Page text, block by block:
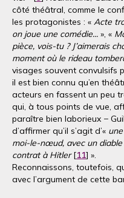
côté théâtral, comme le
les protagonistes : « Acte
on joue une comédie... », «
pièce, vois-tu ? J’aimerais
moment où le rideau
visages souvent convulsifs
il est bien connu qu’en
acteurs en fassent un peu
qui, à tous points de vue,
paraître bien laborieux −
d’affirmer qu’il s’agit d’«
moi-le-nœud, avec un
contrat à Hitler[11] ».
Reconnaissons, toutefois,
avec l’argument de cette